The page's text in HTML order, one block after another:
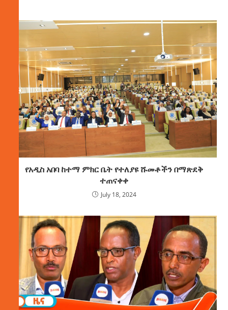
የአዲስ አበባ ከተማ ምክር ቤት የተለያዩ ሹመቶችን በማጽደቅ
ተጠናቀቀ
July 18, 2024